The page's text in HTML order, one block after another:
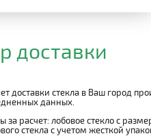
доставки
доставки стекла в Ваш город
данных.
за расчет: лобовое стекло с
стекла с учетом жесткой